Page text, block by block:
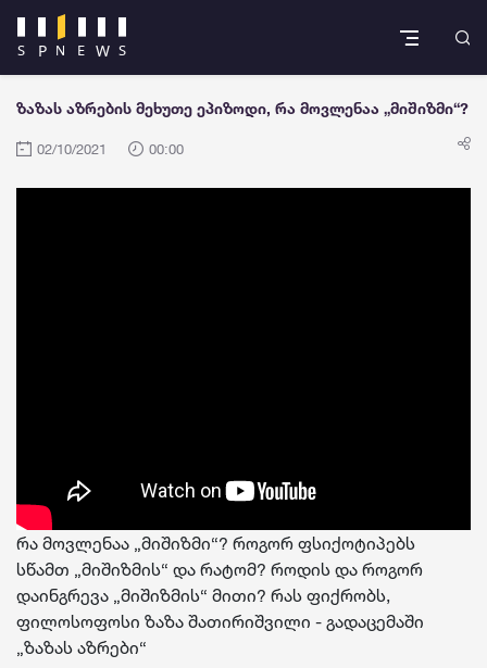
ზაზას აზრების მეხუთე ეპიზოდი, რა მოვლენაა „მიშიზმი“?
02/10/2021 00:00
რა მოვლენაა „მიშიზმი“? როგორ ფსიქოტიპებს
სწამთ „მიშიზმის“ და რატომ? როდის და როგორ
დაინგრევა „მიშიზმის“ მითი? რას ფიქრობს,
ფილოსოფოსი ზაზა შათირიშვილი - გადაცემაში
„ზაზას აზრები“